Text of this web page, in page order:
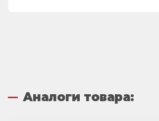
Аналоги товара: